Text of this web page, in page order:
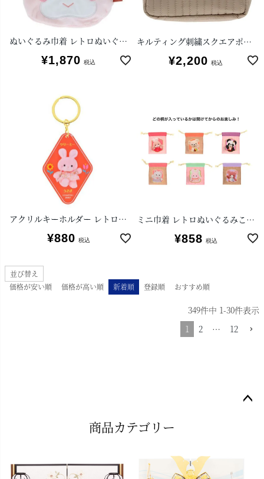
ぬいぐるみ巾着 レトロぬいぐるみこれくしょん(クリーミーうさぎ)
¥1,870 税込
キルティング刺繍スクエアポーチ レトロぬいぐるみこれくしょん(クリーミーねこ)
¥2,200 税込
アクリルキーホルダー レトロぬいぐるみこれくしょん(クリーミーうさぎ)
¥880 税込
ミニ巾着 レトロぬいぐるみこれくしょん(クローズド商品)
¥858 税込
並び替え
価格が安い順
価格が高い順 新着順 登録順 おすすめ順
349件中 1-30件表示
1
2 … 12
商品カテゴリー